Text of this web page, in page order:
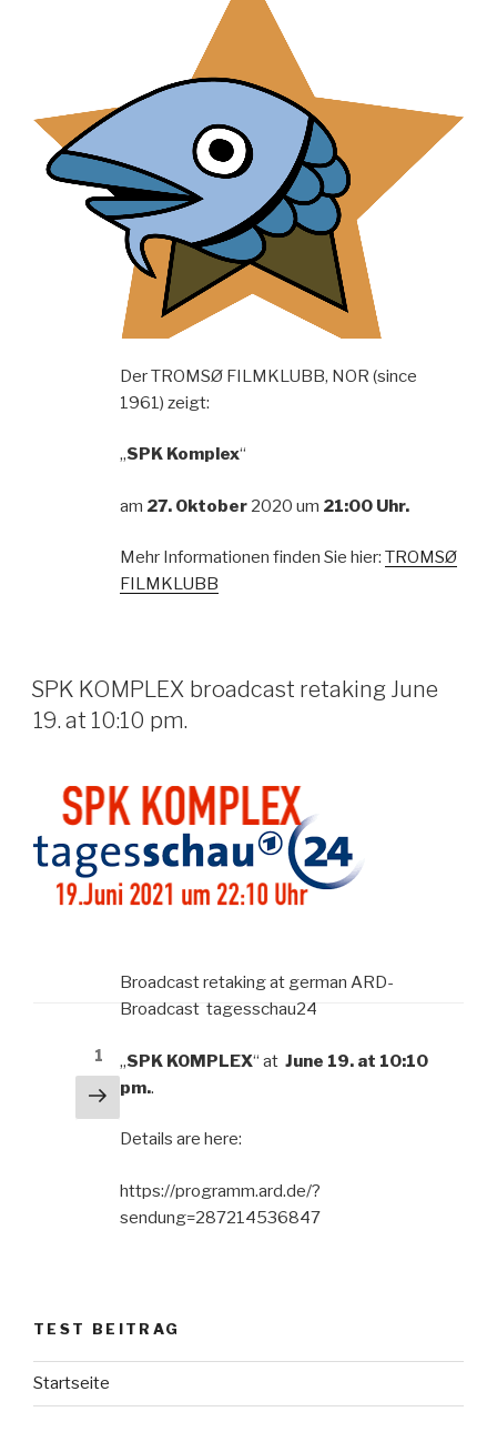
Der TROMSØ FILMKLUBB, NOR (since
1961) zeigt:
„SPK Komplex“
am 27. Oktober2020 um 21:00 Uhr.
Mehr Informationen finden Sie hier: TROMSØ
FILMKLUBB
SPK KOMPLEX broadcast retaking June
19. at 10:10 pm.
Broadcast retaking at german ARD-
Broadcast tagesschau24
„SPK KOMPLEX“ at June 19. at 10:10
pm..
Details are here:
https://programm.ard.de/?
sendung=287214536847
Seitennummerierung
Beiträge
Seite1
Nächste
Seite
TEST BEITRAG
Startseite